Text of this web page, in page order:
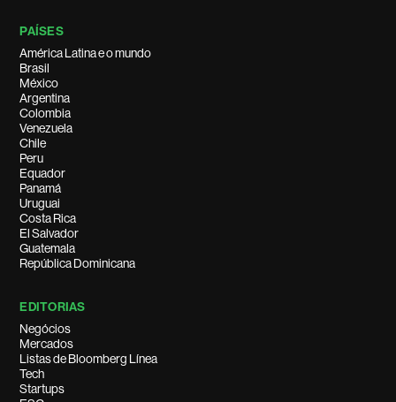
PAÍSES
América Latina e o mundo
Brasil
México
Argentina
Colombia
Venezuela
Chile
Peru
Equador
Panamá
Uruguai
Costa Rica
El Salvador
Guatemala
República Dominicana
EDITORIAS
Negócios
Mercados
Listas de Bloomberg Línea
Tech
Startups